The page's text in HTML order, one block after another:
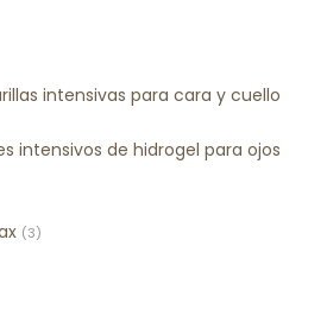
intensivas para cara y cuello
intensivos de hidrogel para ojos
(3)